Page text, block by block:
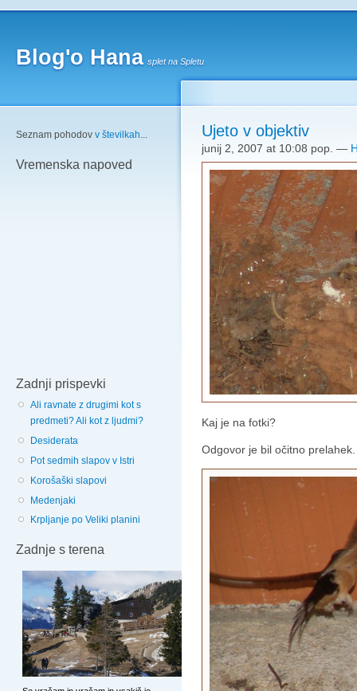
Blog'o Hana splet na Spletu
Seznam pohodov v številkah...
Vremenska napoved
Zadnji prispevki
Ali ravnate z drugimi kot s
predmeti? Ali kot z ljudmi?
Desiderata
Pot sedmih slapov v Istri
Korošaški slapovi
Medenjaki
Krpljanje po Veliki planini
Zadnje s terena
Ujeto v objektiv
junij 2, 2007 at 10:08 pop. —
Kaj je na fotki?
Odgovor je bil očitno